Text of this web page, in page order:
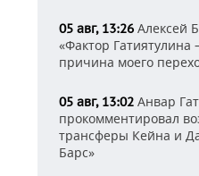
05 авг, 13:26 Алексей
«Фактор
причина моего
05 авг, 13:02 Анвар
прокомментировал
трансферы Кейна и
Барс»